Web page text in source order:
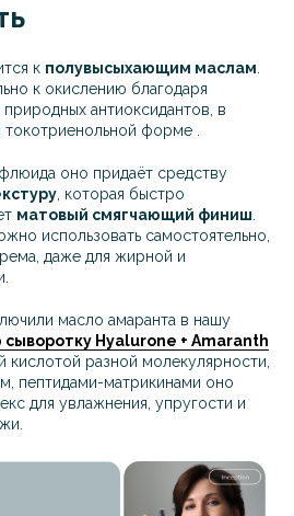
к полувысыхающим маслам
к окислению благодаря
антиоксидантов, в
токотриенольной форме .
оно придаёт средству
, которая быстро
матовый смягчающий финиш
использовать самостоятельно,
даже для жирной и
масло амаранта в нашу
Hyalurone + Amaranth
кислотой разной молекулярности,
пептидами-матрикинами оно
для увлажнения, упругости и